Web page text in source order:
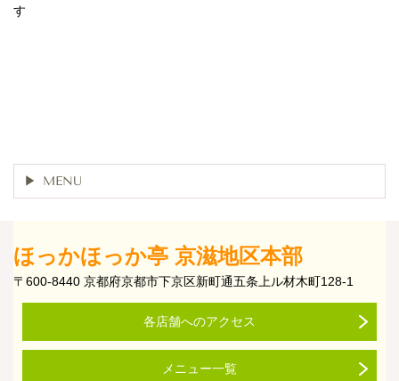
す
MENU
ほっかほっか亭 京滋地区本部
〒600-8440 京都府京都市下京区新町通五条上ル材木町128-1
各店舗へのアクセス
メニュー一覧